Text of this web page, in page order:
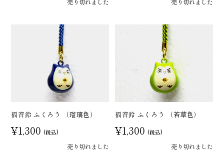
売り切れました 売り切れました
福音鈴 ふくろう （瑠璃色）
¥1,300 (税込)
売り切れました
福音鈴 ふくろう （若草色）
¥1,300 (税込)
売り切れました